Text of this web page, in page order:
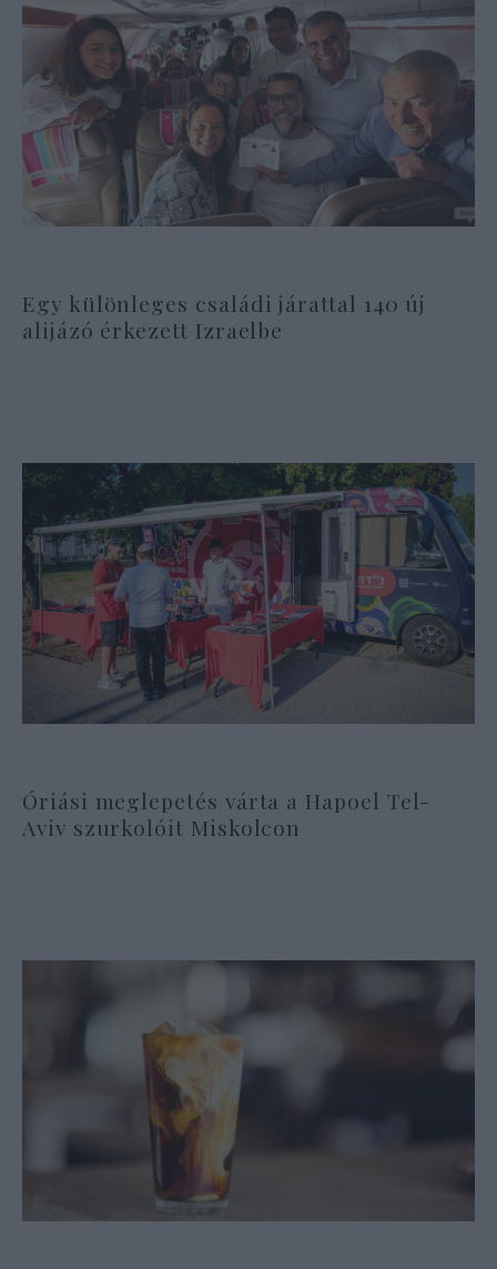
Egy különleges családi járattal 140 új
alijázó érkezett Izraelbe
Óriási meglepetés várta a Hapoel Tel-
Aviv szurkolóit Miskolcon